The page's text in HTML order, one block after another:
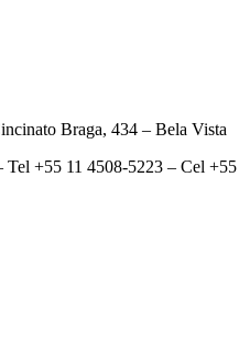
Braga, 434 – Bela Vista
Tel +55 11 4508-5223 – Cel +55